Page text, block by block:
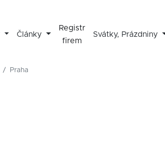
Články
Registr
firem
Svátky, Prázdniny
Praha